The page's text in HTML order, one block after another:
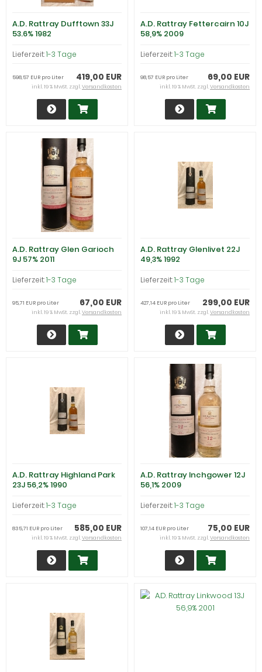
A.D. Rattray Dufftown 33J
53.6% 1982
Lieferzeit:1-3 Tage
419,00 EUR
598,57 EUR pro Liter
inkl. 19 % MwSt. zzgl.Versandkosten
A.D. Rattray Fettercairn 10J
58,9% 2009
Lieferzeit:1-3 Tage
69,00 EUR
98,57 EUR pro Liter
inkl. 19 % MwSt. zzgl.Versandkosten
A.D. Rattray Glen Garioch
9J 57% 2011
Lieferzeit:1-3 Tage
67,00 EUR
95,71 EUR pro Liter
inkl. 19 % MwSt. zzgl.Versandkosten
A.D. Rattray Glenlivet 22J
49,3% 1992
Lieferzeit:1-3 Tage
299,00 EUR
427,14 EUR pro Liter
inkl. 19 % MwSt. zzgl.Versandkosten
A.D. Rattray Highland Park
23J 56,2% 1990
Lieferzeit:1-3 Tage
585,00 EUR
835,71 EUR pro Liter
inkl. 19 % MwSt. zzgl.Versandkosten
A.D. Rattray Inchgower 12J
56,1% 2009
Lieferzeit:1-3 Tage
75,00 EUR
107,14 EUR pro Liter
inkl. 19 % MwSt. zzgl.Versandkosten